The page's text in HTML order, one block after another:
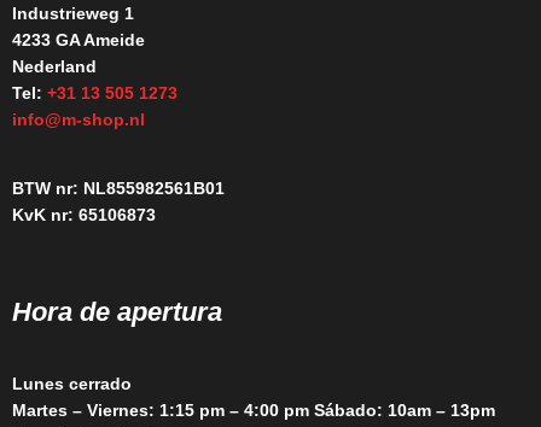
Industrieweg 1
4233 GA Ameide
Nederland
Tel: +31 13 505 1273
info@m-shop.nl
BTW nr: NL855982561B01
KvK nr: 65106873
Hora de apertura
Lunes cerrado
Martes – Viernes: 1:15 pm – 4:00 pm Sábado: 10am – 13pm